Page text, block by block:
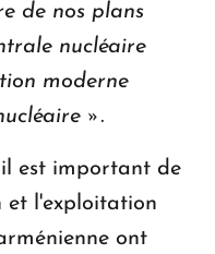
de nos plans
nucléaire
moderne
».
est important de
et l'exploitation
ont